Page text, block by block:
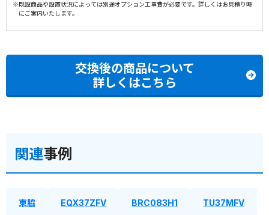
※既設商品や設置状況によっては別途オプション工事費が必要です。詳しくはお見積り時
にご案内いたします。
交換後の商品について
詳しくはこちら
関連事例
東脇 EQX37ZFV BRC083H1 TU37MFV